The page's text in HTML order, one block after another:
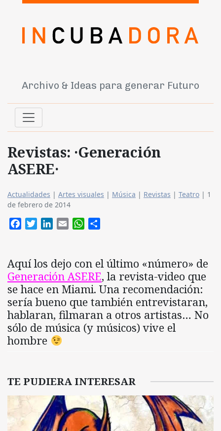
Archivo & Ideas para generar Futuro
Revistas: ·Generación
ASERE·
Actualidades | Artes visuales | Música | Revistas | Teatro | 1
de febrero de 2014
FacebookTwitterLinkedIn
Email WhatsApp
Aquí los dejo con el último «número» de
Generación ASERE, la revista-video que
se hace en Miami. Una recomendación:
sería bueno que también entrevistaran,
hablaran, filmaran a otros artistas… No
sólo de música (y músicos) vive el
hombre
TE PUDIERA INTERESAR